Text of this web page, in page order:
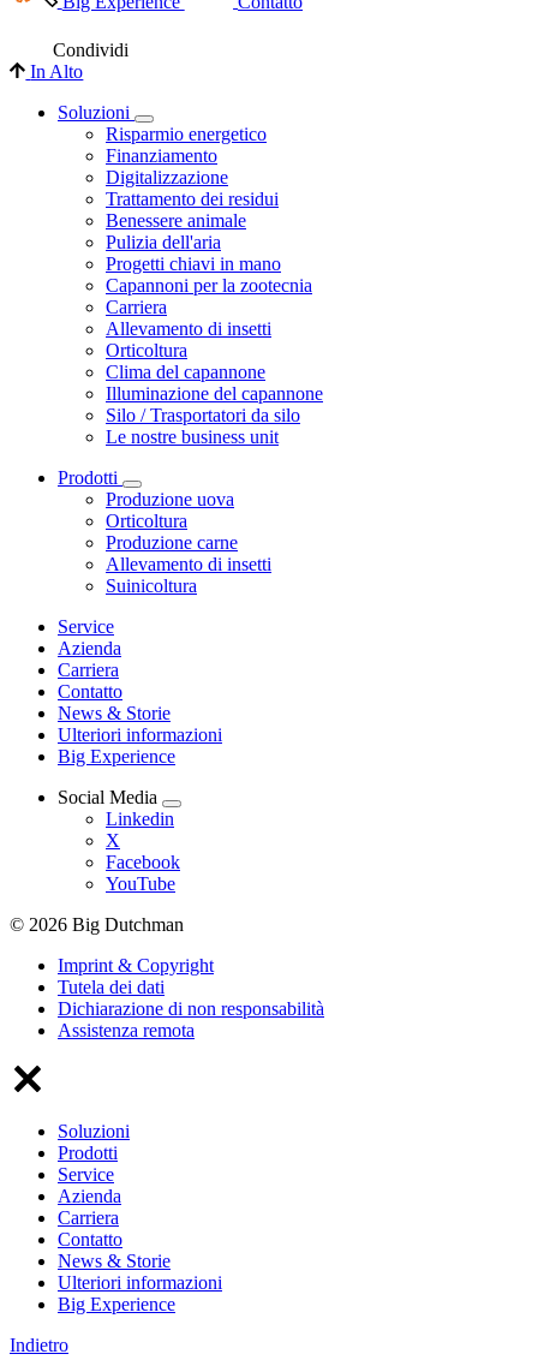
Condividi
In Alto
Soluzioni
Risparmio energetico
Finanziamento
Digitalizzazione
Trattamento dei residui
Benessere animale
Pulizia dell'aria
Progetti chiavi in mano
Capannoni per la zootecnia
Carriera
Allevamento di insetti
Orticoltura
Clima del capannone
Illuminazione del capannone
Silo / Trasportatori da silo
Le nostre business unit
Prodotti
Produzione uova
Orticoltura
Produzione carne
Allevamento di insetti
Suinicoltura
Service
Azienda
Carriera
Contatto
News & Storie
Ulteriori informazioni
Big Experience
Social Media
Linkedin
X
Facebook
YouTube
© 2026 Big Dutchman
Imprint & Copyright
Tutela dei dati
Dichiarazione di non responsabilità
Assistenza remota
Soluzioni
Prodotti
Service
Azienda
Carriera
Contatto
News & Storie
Ulteriori informazioni
Big Experience
Indietro